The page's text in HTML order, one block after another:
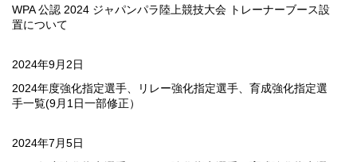
WPA 公認 2024 ジャパンパラ陸上競技大会 トレーナーブース設
置について
2024年9月2日
2024年度強化指定選手、リレー強化指定選手、育成強化指定選
手一覧(9月1日一部修正）
2024年7月5日